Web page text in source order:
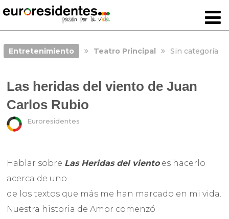
Entretenimiento Teatro Principal Sin categoría
Las heridas del viento de Juan
Carlos Rubio
Euroresidentes
Hablar sobre Las Heridas del vientoes hacerlo
acerca de uno
de los textos que más me han marcado en mi vida.
Nuestra historia de Amor comenzó